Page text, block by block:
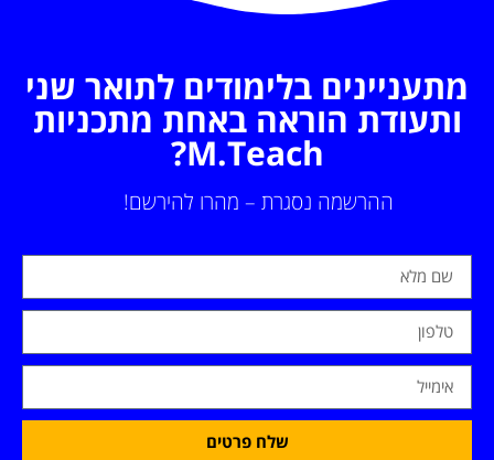
מתעניינים בלימודים לתואר שני
ותעודת הוראה באחת מתכניות
M.Teach?
ההרשמה נסגרת – מהרו להירשם!
שלח פרטים